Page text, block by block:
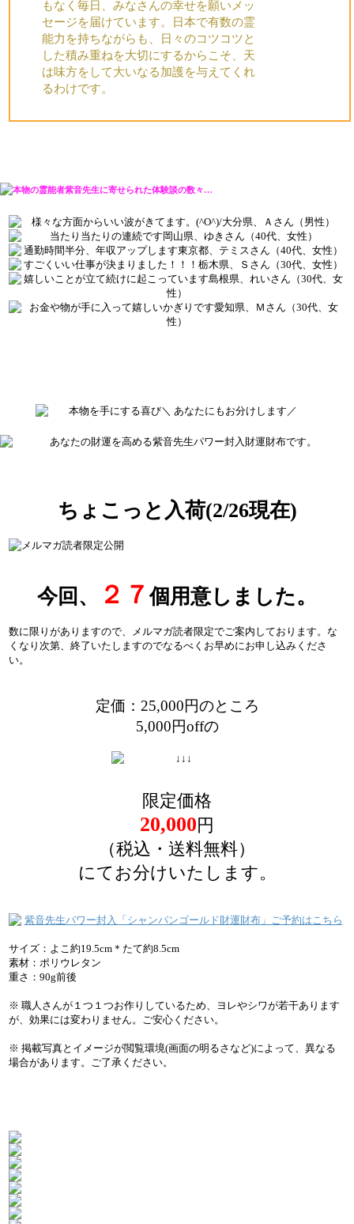
もなく毎日、みなさんの幸せを願いメッ
セージを届けています。日本で有数の霊
能力を持ちながらも、日々のコツコツと
した積み重ねを大切にするからこそ、天
は味方をして大いなる加護を与えてくれ
るわけです。
ちょこっと入荷(2/26現在)
今回、 ２７個用意しました。
数に限りがありますので、メルマガ読者限定でご案内しております。な
くなり次第、終了いたしますのでなるべくお早めにお申し込みくださ
い。
定価：25,000円のところ
5,000円offの
限定価格
20,000 円
（税込・送料無料）
にてお分けいたします。
サイズ：よこ約19.5cm＊たて約8.5cm
素材：ポリウレタン
重さ：90g前後
※ 職人さんが１つ１つお作りしているため、ヨレやシワが若干あります
が、効果には変わりません。ご安心ください。
※ 掲載写真とイメージが閲覧環境(画面の明るさなど)によって、異なる
場合があります。ご了承ください。